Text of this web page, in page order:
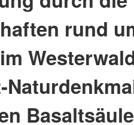
rund